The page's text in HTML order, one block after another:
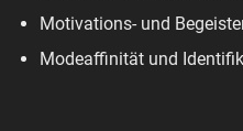
Motivations- und
Modeaffinität und